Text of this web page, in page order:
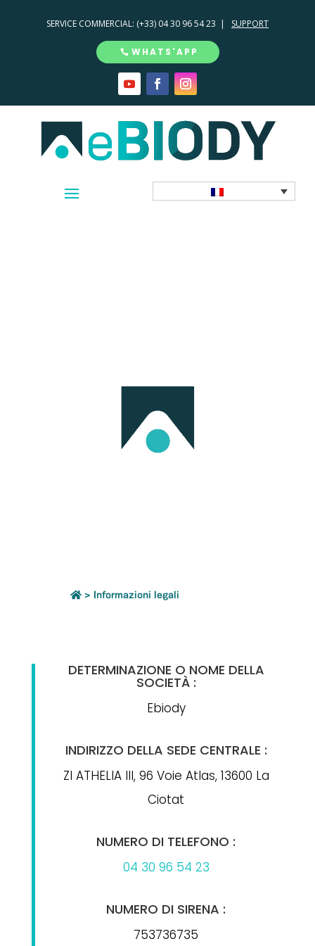
SERVICE COMMERCIAL: (+33) 04 30 96 54 23 | SUPPORT
WHATS'APP
> Informazioni legali
DETERMINAZIONE O NOME DELLA
SOCIETÀ :
Ebiody
INDIRIZZO DELLA SEDE CENTRALE :
ZI ATHELIA III, 96 Voie Atlas, 13600 La
Ciotat
NUMERO DI TELEFONO :
04 30 96 54 23
NUMERO DI SIRENA :
753736735